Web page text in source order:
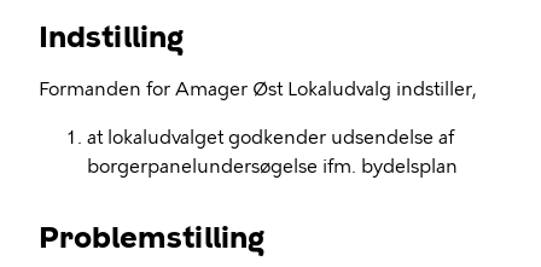
Indstilling
Formanden for Amager Øst Lokaludvalg indstiller,
at lokaludvalget godkender udsendelse af
borgerpanelundersøgelse ifm. bydelsplan
Problemstilling